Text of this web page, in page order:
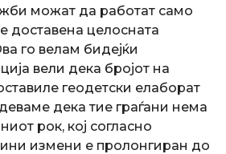
можат да работат само
доставена целосната
го велам бидејќи
вели дека бројот на
геодетски елаборат
дека тие граѓани нема
рок, кој согласно
измени е пролонгиран до